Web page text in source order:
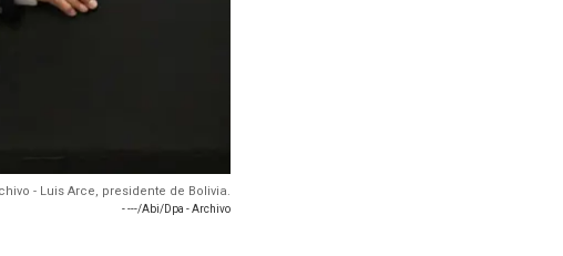
- Luis Arce, presidente de Bolivia.
- ---/Abi/Dpa - Archivo